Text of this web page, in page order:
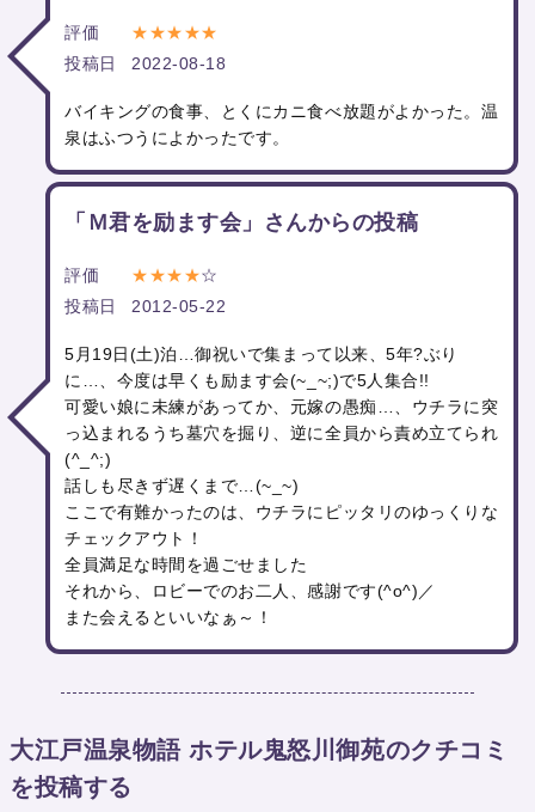
評価
★★★★★
投稿日
2022-08-18
バイキングの食事、とくにカニ食べ放題がよかった。温
泉はふつうによかったです。
「Ｍ君を励ます会」さんからの投稿
評価 ★★★★☆
投稿日
2012-05-22
5月19日(土)泊…御祝いで集まって以来、5年?ぶり
に…、今度は早くも励ます会(~_~;)で5人集合!!
可愛い娘に未練があってか、元嫁の愚痴…、ウチラに突
っ込まれるうち墓穴を掘り、逆に全員から責め立てられ
(^_^;)
話しも尽きず遅くまで…(~_~)
ここで有難かったのは、ウチラにピッタリのゆっくりな
チェックアウト！
全員満足な時間を過ごせました
それから、ロビーでのお二人、感謝です(^o^)／
また会えるといいなぁ～！
大江戸温泉物語 ホテル鬼怒川御苑のクチコミ
を投稿する